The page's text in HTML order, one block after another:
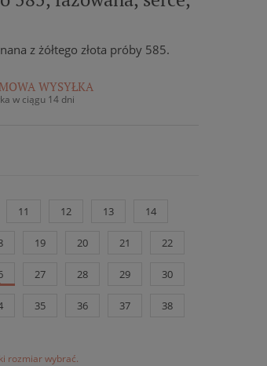
z żółtego złota próby 585.
WYSYŁKA
w ciągu 14 dni
11 12 13 14
19 20 21 22
27 28 29 30
35 36 37 38
rozmiar wybrać.